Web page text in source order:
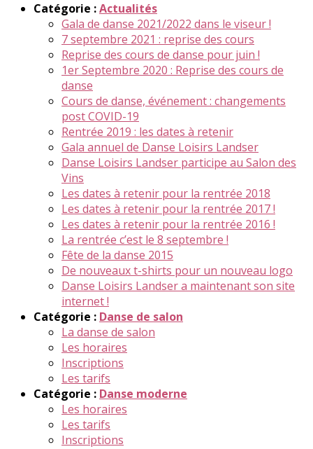
Catégorie :Actualités
Gala de danse 2021/2022 dans le viseur !
7 septembre 2021 : reprise des cours
Reprise des cours de danse pour juin !
1er Septembre 2020 : Reprise des cours de
danse
Cours de danse, événement : changements
post COVID-19
Rentrée 2019 : les dates à retenir
Gala annuel de Danse Loisirs Landser
Danse Loisirs Landser participe au Salon des
Vins
Les dates à retenir pour la rentrée 2018
Les dates à retenir pour la rentrée 2017 !
Les dates à retenir pour la rentrée 2016 !
La rentrée c’est le 8 septembre !
Fête de la danse 2015
De nouveaux t-shirts pour un nouveau logo
Danse Loisirs Landser a maintenant son site
internet !
Catégorie : Danse de salon
La danse de salon
Les horaires
Inscriptions
Les tarifs
Catégorie : Danse moderne
Les horaires
Les tarifs
Inscriptions